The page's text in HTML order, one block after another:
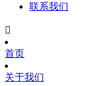
联系我们

首页
关于我们